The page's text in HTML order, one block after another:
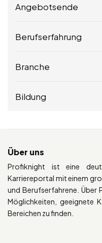
Angebotsende
Berufserfahrung
Branche
Bildung
Über uns
Profiknight ist eine
Karriereportal mit einem
und Berufserfahrene. Über
Möglichkeiten, geeignete
Bereichen zu finden.